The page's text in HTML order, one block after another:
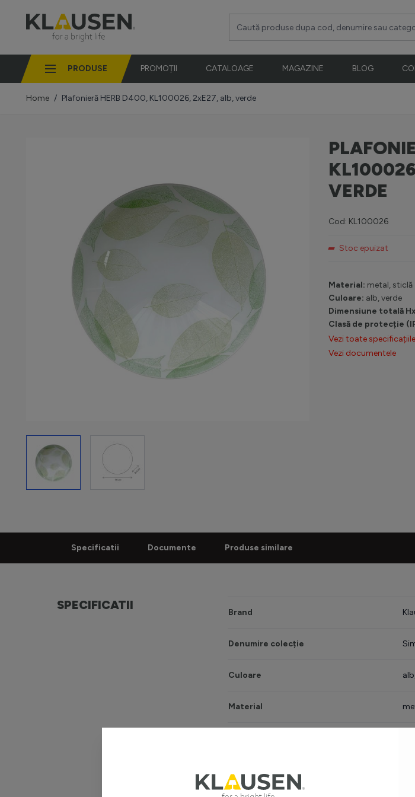
PRODUSE PROMOȚII CATALOAGE MAGAZINE BLOG
Home / Plafonieră HERB D400, KL100026, 2xE27, alb, verde
VERDE
Cod: KL100026
Stoc epuizat
Material: metal, sticlă
Culoare: alb, verde
Dimensiune totală
Clasă de protecție
Vezi toate specificațiile
Vezi documentele
Specificatii Documente Produse similare
SPECIFICATII
Brand
Denumire colecție
Culoare
Material